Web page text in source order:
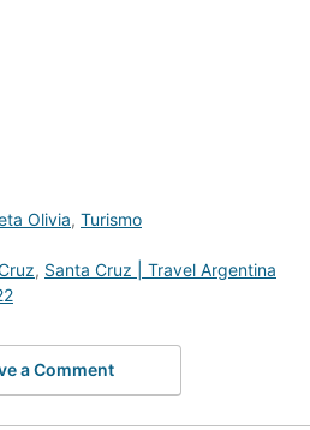
Olivia, Turismo
, Santa Cruz | Travel Argentina
a Comment